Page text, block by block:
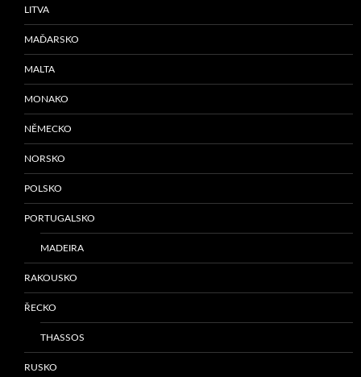
LITVA
MAĎARSKO
MALTA
MONAKO
NĚMECKO
NORSKO
POLSKO
PORTUGALSKO
MADEIRA
RAKOUSKO
ŘECKO
THASSOS
RUSKO